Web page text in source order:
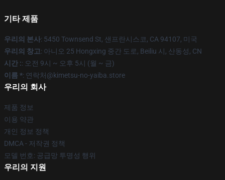
기타 제품
우리의 본사: 5450 Townsend St, 샌프란시스코, CA 94107, 미국
우리의 창고: 아니오 25 Hongxing 중간 도로, Beiliu 시, 산동성, CN
시간 :: 오전 9시 ~ 오후 5시 (월 ~ 금)
이름 *: 연락처@kimetsu-no-yaiba.store
우리의 회사
제품 정보
이용 약관
개인 정보 정책
DMCA - 저작권 정책
모델 번호: 공급망 투명성 행위
우리의 지원